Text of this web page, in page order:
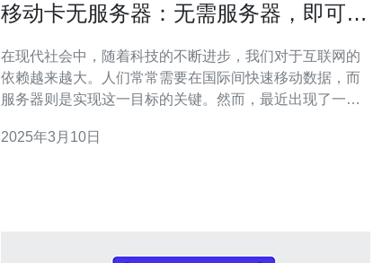
移动卡无服务器：无需服务器，即可将
在现代社会中，随着科技的不断进步，我们对于互联网的
依赖越来越大。人们常常需要在国际间快速移动数据，而
服务器则是实现这一目标的关键。然而，最近出现了一种
方式。本文将介绍移动卡无服务器的工作原理以及如何使
2025年3月10日